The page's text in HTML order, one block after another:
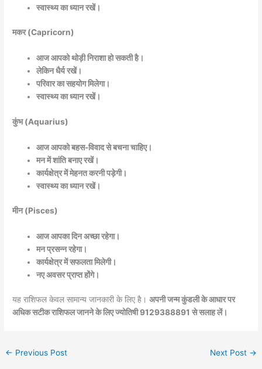
स्वास्थ्य का ध्यान रखें।
मकर (Capricorn)
आज आपको थोड़ी निराशा हो सकती है।
लेकिन धैर्य रखें।
परिवार का सहयोग मिलेगा।
स्वास्थ्य का ध्यान रखें।
कुंभ (Aquarius)
आज आपको बहस-विवाद से बचना चाहिए।
मन में शांति बनाए रखें।
कार्यक्षेत्र में मेहनत करनी पड़ेगी।
स्वास्थ्य का ध्यान रखें।
मीन (Pisces)
आज आपका दिन अच्छा रहेगा।
मन प्रसन्न रहेगा।
कार्यक्षेत्र में सफलता मिलेगी।
नए अवसर प्राप्त होंगे।
यह राशिफल केवल सामान्य जानकारी के लिए है।अपनी जन्म कुंडली के आधार पर
अधिक सटीक राशिफल जानने के लिए ज्योतिषी 9129388891 से सलाह लें।
← Previous Post Next Post →